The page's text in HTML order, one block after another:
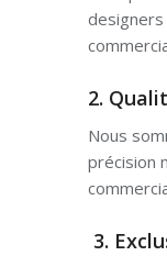
2.
Nous
précision
3.